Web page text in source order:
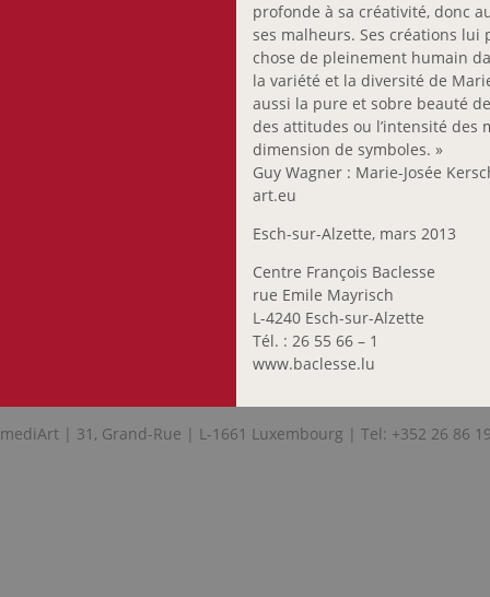
profonde à sa créativité, donc
ses malheurs. Ses créations
chose de pleinement humain
la variété et la diversité de
aussi la pure et sobre beauté
des attitudes ou l’intensité des
dimension de symboles. »
Guy Wagner : Marie-Josée
art.eu
Esch-sur-Alzette, mars 2013
Centre François Baclesse
rue Emile Mayrisch
L-4240 Esch-sur-Alzette
Tél. : 26 55 66 – 1
www.baclesse.lu
mediArt | 31, Grand-Rue | L-1661 Luxembourg | Tel: +352 26 86